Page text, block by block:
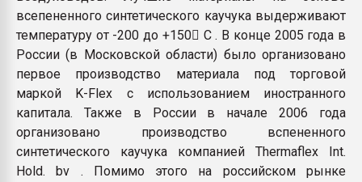
всепененного синтетического каучука выдерживают
температуру от -200 до +150 C . В конце 2005 года в
России (в Московской области) было организовано
первое производство материала под торговой
маркой K-Flex с использованием иностранного
капитала. Также в России в начале 2006 года
организовано производство вспененного
синтетического каучука компанией Thermaflex Int.
Hold. bv . Помимо этого на российском рынке